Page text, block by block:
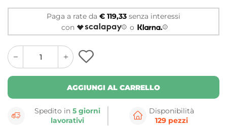
Paga a rate da € 119,33 senza interessi
con
o
quantity
button
quantity
minus
button
AGGIUNGI AL CARRELLO
Spedito in5 giorni
lavorativi
Disponibilità
129 pezzi